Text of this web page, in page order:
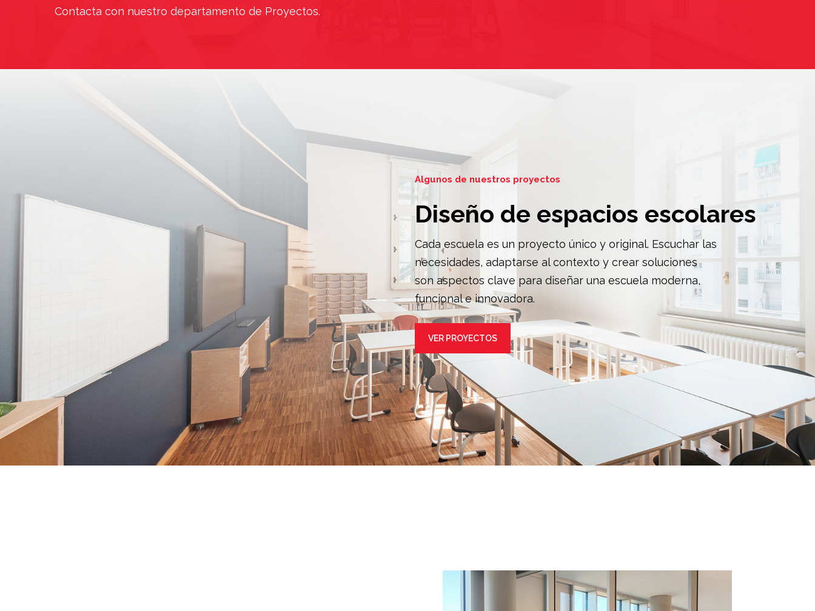
Contacta con nuestro departamento de Proyectos.
Algunos de nuestros proyectos
Diseño de espacios escolares
Cada escuela es un proyecto único y original. Escuchar las
necesidades, adaptarse al contexto y crear soluciones
son aspectos clave para diseñar una escuela moderna,
funcional e innovadora.
VER PROYECTOS